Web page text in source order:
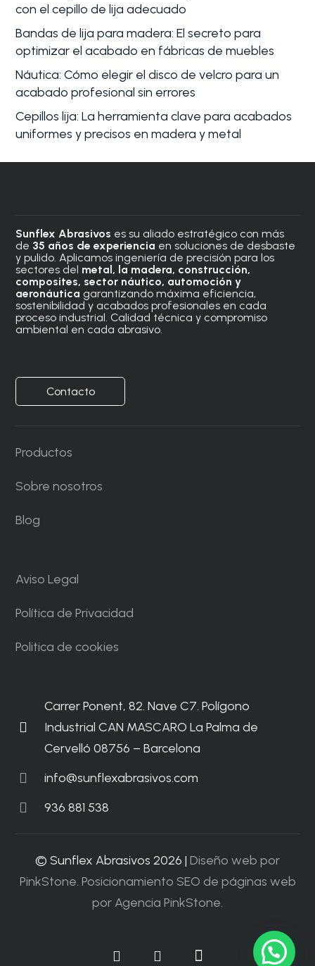
con el cepillo de lija adecuado
Bandas de lija para madera: El secreto para
optimizar el acabado en fábricas de muebles
Náutica: Cómo elegir el disco de velcro para un
acabado profesional sin errores
Cepillos lija: La herramienta clave para acabados
uniformes y precisos en madera y metal
Sunflex Abrasivos es su aliado estratégico con más
de 35 años de experiencia en soluciones de desbaste
y pulido. Aplicamos ingeniería de precisión para los
sectores del metal, la madera, construcción,
composites, sector náutico, automoción y
aeronáutica garantizando máxima eficiencia,
sostenibilidad y acabados profesionales en cada
proceso industrial. Calidad técnica y compromiso
ambiental en cada abrasivo.
Contacto
Productos
Sobre nosotros
Blog
Aviso Legal
Política de Privacidad
Politica de cookies
Carrer Ponent, 82. Nave C7. Polígono
Industrial CAN MASCARO La Palma de
Cervelló 08756 – Barcelona
info@sunflexabrasivos.com
936 881 538
© Sunflex Abrasivos 2026 | Diseño web por
PinkStone. Posicionamiento SEO de páginas web
por Agencia PinkStone.